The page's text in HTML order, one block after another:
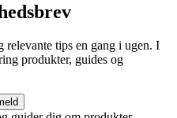
tips en gang i ugen. I
produkter, guides og